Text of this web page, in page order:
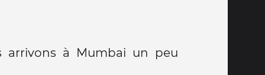
arrivons à Mumbai un peu